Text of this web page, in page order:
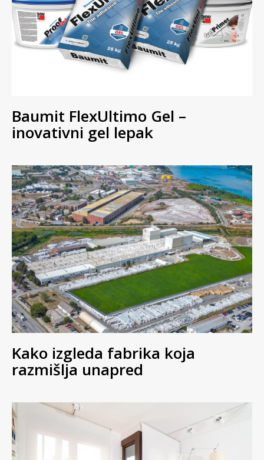
Baumit FlexUltimo Gel –
inovativni gel lepak
Kako izgleda fabrika koja
razmišlja unapred